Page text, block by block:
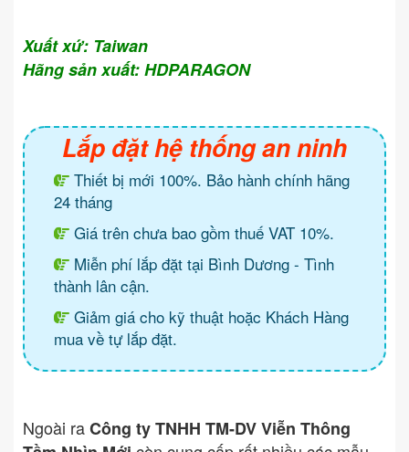
Xuất xứ: Taiwan
Hãng sản xuất: HDPARAGON
Lắp đặt hệ thống an ninh
Thiết bị mới 100%. Bảo hành chính hãng
24 tháng
Giá trên chưa bao gồm thuế VAT 10%.
Miễn phí lắp đặt tại Bình Dương - Tình
thành lân cận.
Giảm giá cho kỹ thuật hoặc Khách Hàng
mua về tự lắp đặt.
Ngoài raCông ty TNHH TM-DV Viễn Thông